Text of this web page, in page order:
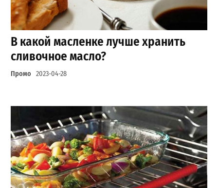
В какой масленке лучше хранить
сливочное масло?
Промо 2023-04-28